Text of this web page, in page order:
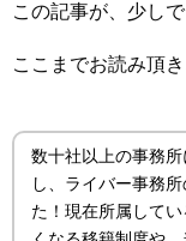
この記事が、少し
ここまでお読み頂
数十社以上の事務
し、ライバー事務
た！現在所属して